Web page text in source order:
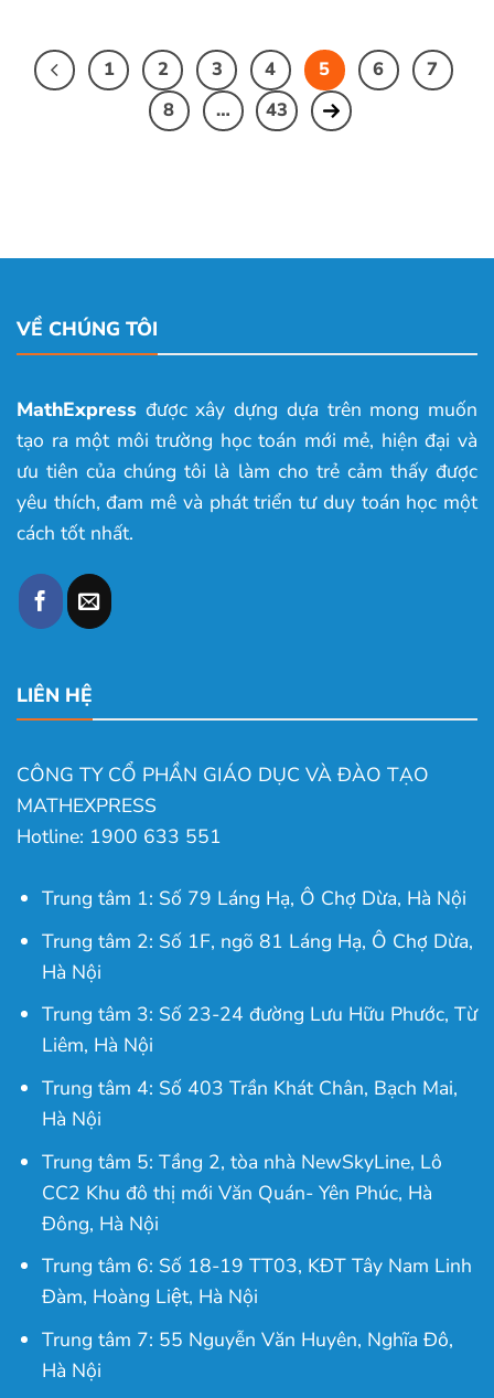
1 2 3 4 5 6
7
8
… 43
VỀ CHÚNG TÔI
MathExpress được xây dựng dựa trên mong muốn
tạo ra một môi trường học toán mới mẻ, hiện đại và
ưu tiên của chúng tôi là làm cho trẻ cảm thấy được
yêu thích, đam mê và phát triển tư duy toán học một
cách tốt nhất.
LIÊN HỆ
CÔNG TY CỔ PHẦN GIÁO DỤC VÀ ĐÀO TẠO
MATHEXPRESS
Hotline: 1900 633 551
Trung tâm 1: Số 79 Láng Hạ, Ô Chợ Dừa, Hà Nội
Trung tâm 2: Số 1F, ngõ 81 Láng Hạ, Ô Chợ Dừa,
Hà Nội
Trung tâm 3: Số 23-24 đường Lưu Hữu Phước, Từ
Liêm, Hà Nội
Trung tâm 4: Số 403 Trần Khát Chân, Bạch Mai,
Hà Nội
Trung tâm 5: Tầng 2, tòa nhà NewSkyLine, Lô
CC2 Khu đô thị mới Văn Quán- Yên Phúc, Hà
Đông, Hà Nội
Trung tâm 6: Số 18-19 TT03, KĐT Tây Nam Linh
Đàm, Hoàng Liệt, Hà Nội
Trung tâm 7: 55 Nguyễn Văn Huyên, Nghĩa Đô,
Hà Nội